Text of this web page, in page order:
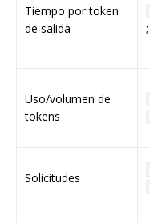
Tiempo por token
de salida
;
Uso/volumen de
tokens
Solicitudes